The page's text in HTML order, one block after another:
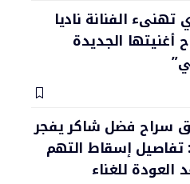
تهنىء الفنانة ناديا
أغنيتها الجديدة
سراح فضل شاكر يفجر
تفاصيل إسقاط التهم
العودة للغناء